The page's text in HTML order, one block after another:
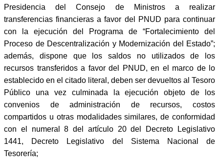
Presidencia del Consejo de Ministros a realizar
transferencias financieras a favor del PNUD para continuar
con la ejecución del Programa de “Fortalecimiento del
Proceso de Descentralización y Modernización del Estado”;
además, dispone que los saldos no utilizados de los
recursos transferidos a favor del PNUD, en el marco de lo
establecido en el citado literal, deben ser devueltos al Tesoro
Público una vez culminada la ejecución objeto de los
convenios de administración de recursos, costos
compartidos u otras modalidades similares, de conformidad
con el numeral 8 del artículo 20 del Decreto Legislativo
1441, Decreto Legislativo del Sistema Nacional de
Tesorería;